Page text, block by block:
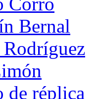
Bernal
de réplica